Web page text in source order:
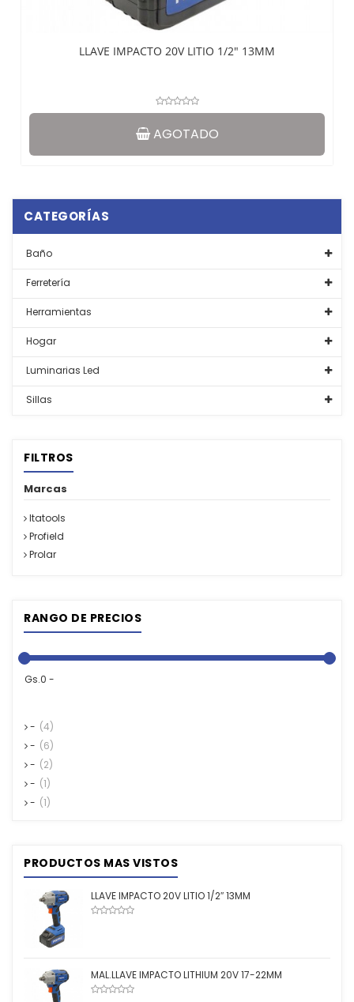
LLAVE IMPACTO 20V LITIO 1/2″ 13MM
AGOTADO
CATEGORÍAS
Baño
Ferretería
Herramientas
Hogar
Luminarias Led
Sillas
FILTROS
Marcas
Itatools
Profield
Prolar
RANGO DE PRECIOS
Gs.0 -
- (4)
- (6)
- (2)
- (1)
- (1)
PRODUCTOS MAS VISTOS
LLAVE IMPACTO 20V LITIO 1/2″ 13MM
MAL.LLAVE IMPACTO LITHIUM 20V 17-22MM